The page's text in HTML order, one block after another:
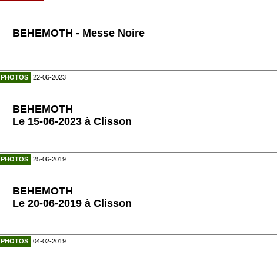
BEHEMOTH - Messe Noire
PHOTOS 22-06-2023
BEHEMOTH
Le 15-06-2023 à Clisson
PHOTOS 25-06-2019
BEHEMOTH
Le 20-06-2019 à Clisson
PHOTOS 04-02-2019